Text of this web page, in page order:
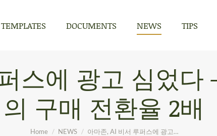
TEMPLATES DOCUMENTS NEWS TIPS
스에 광고 심었
의 구매 전환율 2배
You are here:
Home NEWS 아마존, AI 비서 루퍼스에 광고…